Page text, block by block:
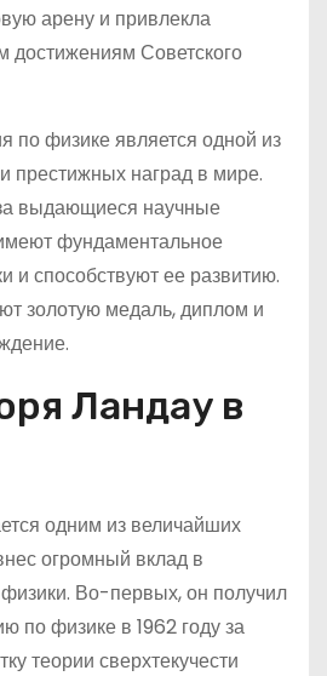
арену и привлекла
достижениям Советского
по физике является одной из
престижных наград в мире.
выдающиеся научные
фундаментальное
и способствуют ее развитию.
золотую медаль, диплом и
Ландау в
одним из величайших
огромный вклад в
Во-первых, он получил
по физике в 1962 году за
теории сверхтекучести